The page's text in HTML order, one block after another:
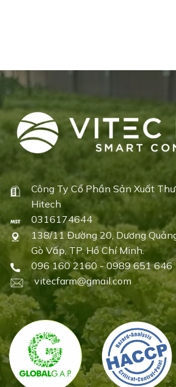
Công Ty Cổ Phần Sản Xuất
Hitech
0316174644
138/11 Đường 20, Dương
Gò Vấp, TP. Hồ Chí Minh.
096 160 2160 - 0989 651 646
vitecfarm@gmail.com